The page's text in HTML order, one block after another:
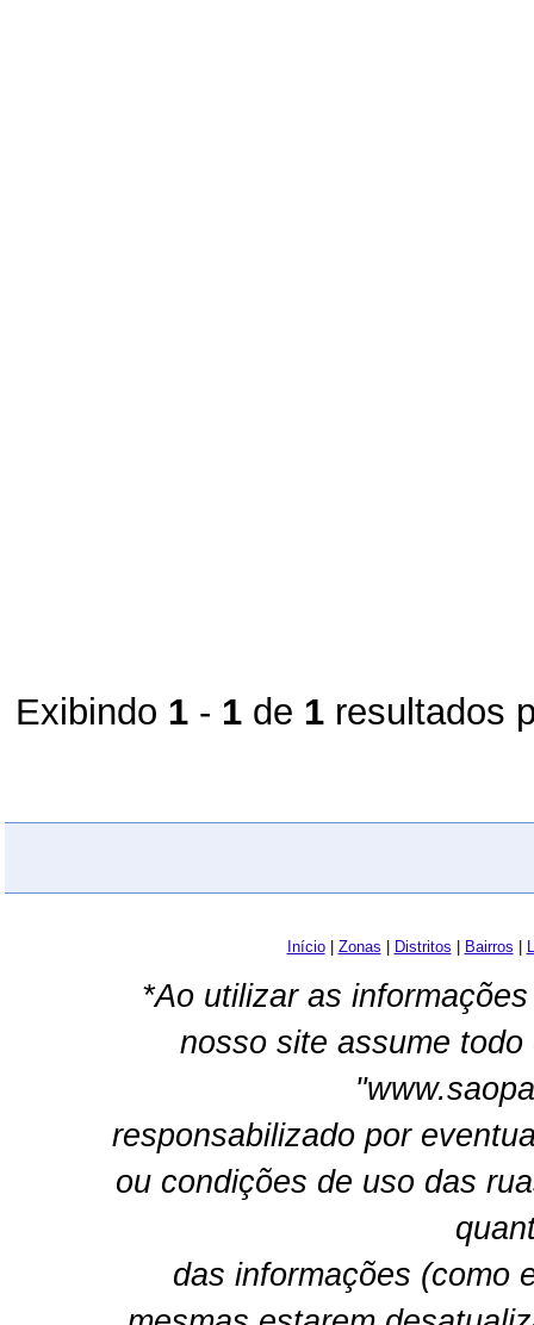
Exibindo 1- 1de 1resultados
Início| Zonas Distritos Bairros
*Ao utilizar as
nosso site assume
responsabilizado por
ou condições de uso das
das informações (como